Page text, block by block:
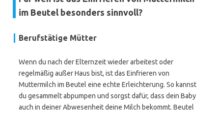
im Beutel besonders sinnvoll?
Berufstätige Mütter
Wenn du nach der Elternzeit wieder arbeitest oder
regelmäßig außer Haus bist, ist das Einfrieren von
Muttermilch im Beutel eine echte Erleichterung. So kannst
du gesammelt abpumpen und sorgst dafür, dass dein Baby
auch in deiner Abwesenheit deine Milch bekommt. Beutel